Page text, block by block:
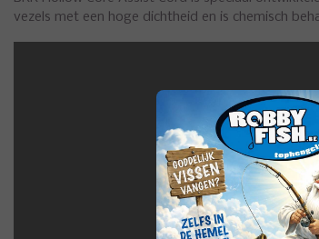
vezels met een hoge dichtheid en is chemisch